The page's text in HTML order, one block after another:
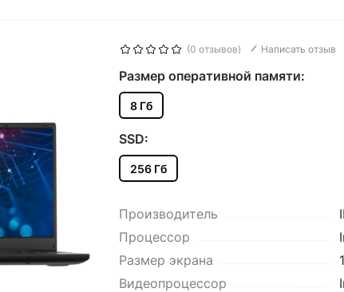
(0 отзывов) Написать отзыв
Размер оперативной памяти:
8 Гб
SSD:
256 Гб
Производитель
Процессор
Размер экрана
Видеопроцессор